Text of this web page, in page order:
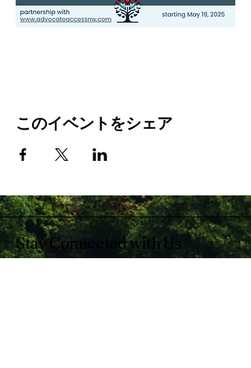
このイベントをシェア
Stay Connected with Us